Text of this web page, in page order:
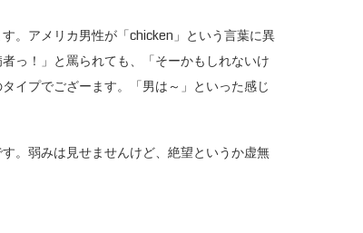
。アメリカ男性が「chicken」という言葉に異
っ！」と罵られても、「そーかもしれないけ
イプでござーます。「男は～」といった感じ
。弱みは見せませんけど、絶望というか虚無